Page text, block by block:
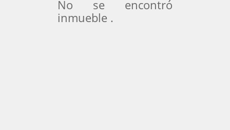
No se encontró
inmueble .